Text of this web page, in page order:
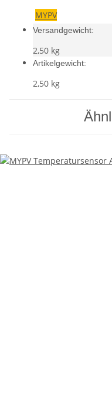
MYPV
Versandgewicht:
2,50 kg
Artikelgewicht:
2,50 kg